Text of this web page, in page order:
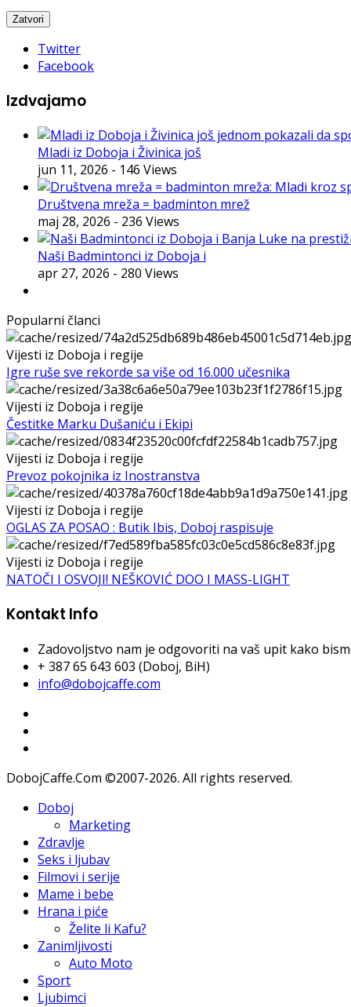
Twitter
Facebook
Izdvajamo
Mladi iz Doboja i Živinica još
jun 11, 2026 - 146 Views
Društvena mreža = badminton mrež
maj 28, 2026 - 236 Views
Naši Badmintonci iz Doboja i
apr 27, 2026 - 280 Views
Popularni članci
Vijesti iz Doboja i regije
Igre ruše sve rekorde sa više od 16.000 učesnika
Vijesti iz Doboja i regije
Čestitke Marku Dušaniću i Ekipi
Vijesti iz Doboja i regije
Prevoz pokojnika iz Inostranstva
Vijesti iz Doboja i regije
OGLAS ZA POSAO : Butik Ibis, Doboj raspisuje
Vijesti iz Doboja i regije
NATOČI I OSVOJI! NEŠKOVIĆ DOO I MASS-LIGHT
Kontakt Info
Zadovoljstvo nam je odgovoriti na vaš upit kako
+ 387 65 643 603 (Doboj, BiH)
info@dobojcaffe.com
DobojCaffe.Com ©2007-2026. All rights reserved.
Doboj
Marketing
Zdravlje
Seks i ljubav
Filmovi i serije
Mame i bebe
Hrana i piće
Želite li Kafu?
Zanimljivosti
Auto Moto
Sport
Ljubimci